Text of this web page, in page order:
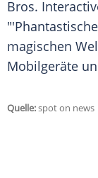
Bros.
magischen
Mobilgeräte
Quelle:spot on news